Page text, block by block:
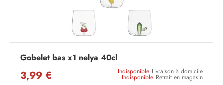
Gobelet bas x1 nelya 40cl
3,99 € Indisponible Livraison à domicile
Indisponible Retrait en magasin